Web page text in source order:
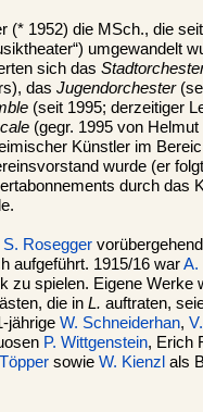
(* 1952) die MSch., die
umgewandelt
sich das
das Jugendorchester
(seit 1995; derzeitiger
(gegr. 1995 von
Künstler im
wurde (er
durch das
S. Rosegger
aufgeführt. 1915/16 warA.
zu spielen. Eigene Werke
die in L. auftraten,
jährige W. Schneiderhan,
P. Wittgenstein, Erich
sowie W. Kienzl als